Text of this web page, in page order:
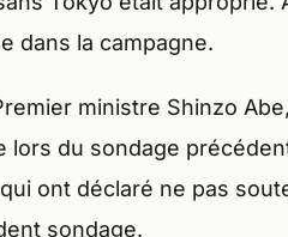
dans la campagne.
ministre Shinzo
lors du sondage
ont déclaré ne pas
sondage.